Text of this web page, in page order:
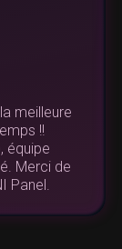
meilleure
!!
Merci de
Panel.